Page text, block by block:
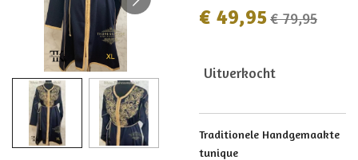
€ 49,95€ 79,95
Uitverkocht
Traditionele Handgemaakte
tunique